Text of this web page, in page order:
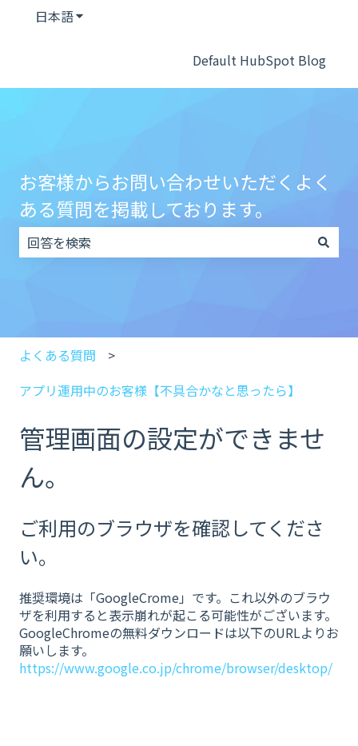
日本語翻訳のサブメニューを表示
Default HubSpot Blog
お客様からお問い合わせいただくよく
ある質問を掲載しております。
よくある質問
アプリ運用中のお客様【不具合かなと思ったら】
管理画面の設定ができませ
ん。
ご利用のブラウザを確認してくださ
い。
推奨環境は「GoogleCrome」です。これ以外のブラウ
ザを利用すると表示崩れが起こる可能性がございます。
GoogleChromeの無料ダウンロードは以下のURLよりお
願いします。
https://www.google.co.jp/chrome/browser/desktop/